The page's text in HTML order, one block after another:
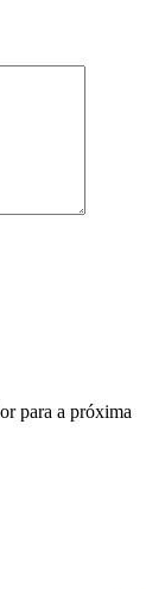
para a próxima